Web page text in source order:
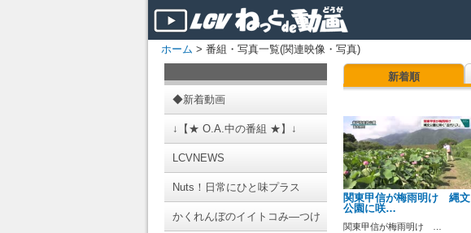
ホーム > 番組・写真一覧(関連映像・写真)
◆新着動画
↓【★ O.A.中の番組 ★】↓
LCVNEWS
Nuts！日常にひと味プラス
かくれんぼのイイトコみ―つけ
新着順
関東甲信が梅雨明け 縄文
公園に咲…
関東甲信が梅雨明け …